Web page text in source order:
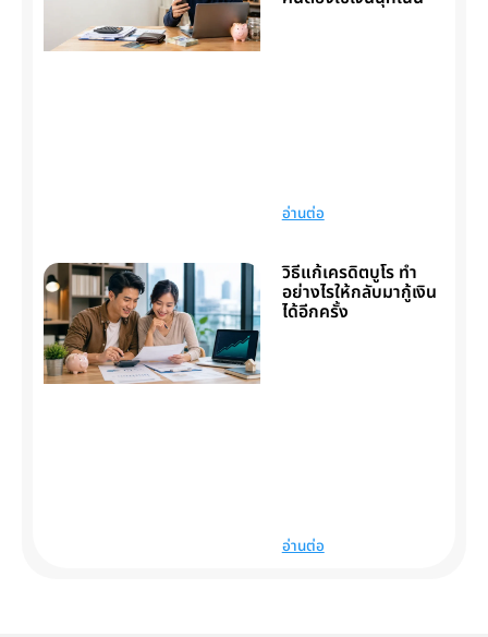
อ่านต่อ
วิธีแก้เครดิตบูโร ทำ
อย่างไรให้กลับมากู้เงิน
ได้อีกครั้ง
อ่านต่อ